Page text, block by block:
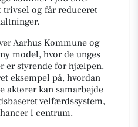
trivsel og får reduceret
Aarhus Kommune og
model, hvor de unges
er styrende for hjælpen.
eksempel på, hvordan
aktører kan samarbejde
velfærdssystem,
i centrum.